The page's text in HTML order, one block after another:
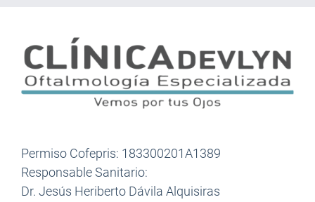
Permiso Cofepris: 183300201A1389
Responsable Sanitario:
Dr. Jesús Heriberto Dávila Alquisiras